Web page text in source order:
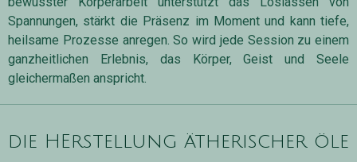
Spannungen, stärkt die Präsenz im Moment und kann tiefe,
heilsame Prozesse anregen. So wird jede Session zu einem
ganzheitlichen Erlebnis, das Körper, Geist und Seele
gleichermaßen anspricht.
die HErstellung ätherischer öle